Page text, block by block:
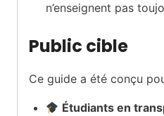
n’enseignent pas
Public cible
Ce guide a été conçu
Étudiants en